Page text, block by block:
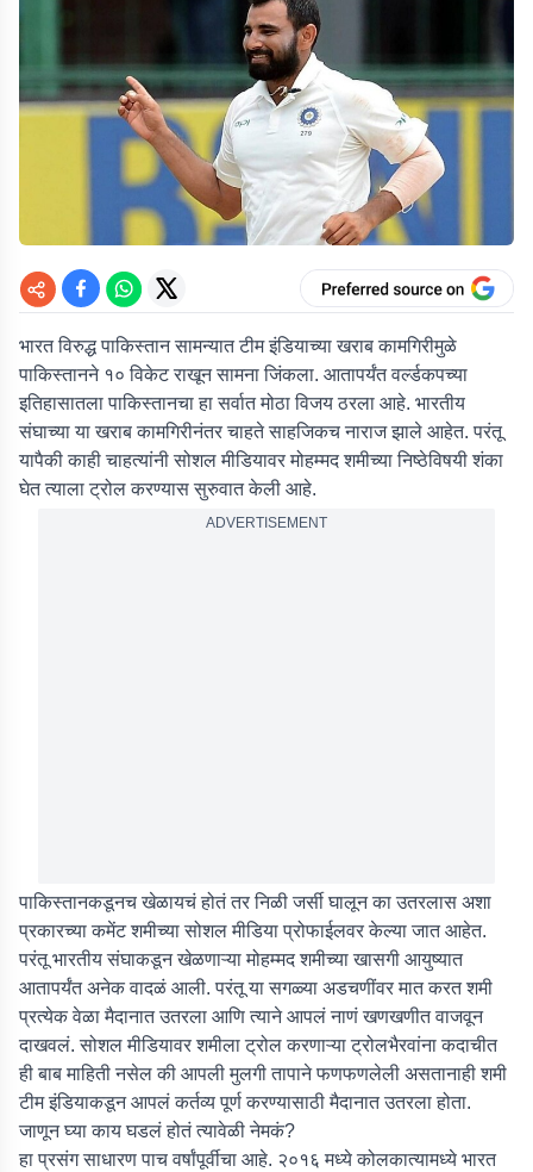
भारत विरुद्ध पाकिस्तान सामन्यात टीम इंडियाच्या खराब कामगिरीमुळे
पाकिस्तानने १० विकेट राखून सामना जिंकला. आतापर्यंत वर्ल्डकपच्या
इतिहासातला पाकिस्तानचा हा सर्वात मोठा विजय ठरला आहे. भारतीय
संघाच्या या खराब कामगिरीनंतर चाहते साहजिकच नाराज झाले आहेत. परंतू
यापैकी काही चाहत्यांनी सोशल मीडियावर मोहम्मद शमीच्या निष्ठेविषयी शंका
घेत त्याला ट्रोल करण्यास सुरुवात केली आहे.
ADVERTISEMENT
पाकिस्तानकडूनच खेळायचं होतं तर निळी जर्सी घालून का उतरलास अशा
प्रकारच्या कमेंट शमीच्या सोशल मीडिया प्रोफाईलवर केल्या जात आहेत.
परंतू भारतीय संघाकडून खेळणाऱ्या मोहम्मद शमीच्या खासगी आयुष्यात
आतापर्यंत अनेक वादळं आली. परंतू या सगळ्या अडचणींवर मात करत शमी
प्रत्येक वेळा मैदानात उतरला आणि त्याने आपलं नाणं खणखणीत वाजवून
दाखवलं. सोशल मीडियावर शमीला ट्रोल करणाऱ्या ट्रोलभैरवांना कदाचीत
ही बाब माहिती नसेल की आपली मुलगी तापाने फणफणलेली असतानाही शमी
टीम इंडियाकडून आपलं कर्तव्य पूर्ण करण्यासाठी मैदानात उतरला होता.
जाणून घ्या काय घडलं होतं त्यावेळी नेमकं?
हा प्रसंग साधारण पाच वर्षांपूर्वीचा आहे. २०१६ मध्ये कोलकात्यामध्ये भारत